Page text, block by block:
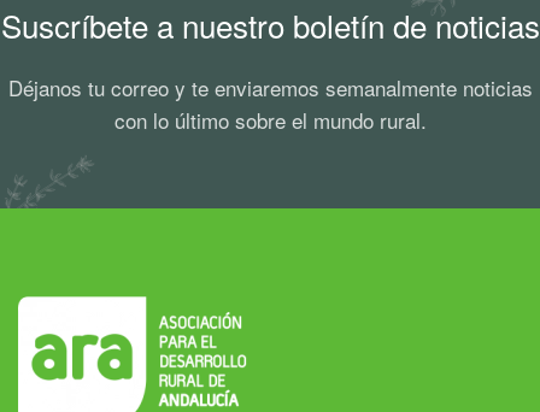
Suscríbete a nuestro boletín de noticias
Déjanos tu correo y te enviaremos semanalmente noticias
con lo último sobre el mundo rural.